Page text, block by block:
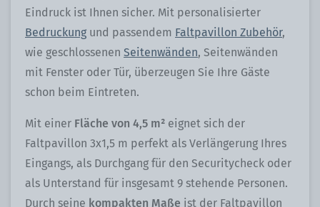
Eindruck ist Ihnen sicher. Mit personalisierter
Bedruckung und passendem Faltpavillon Zubehör,
wie geschlossenen Seitenwänden, Seitenwänden
mit Fenster oder Tür, überzeugen Sie Ihre Gäste
schon beim Eintreten.
Mit einer Fläche von 4,5 m² eignet sich der
Faltpavillon 3x1,5 m perfekt als Verlängerung Ihres
Eingangs, als Durchgang für den Securitycheck oder
als Unterstand für insgesamt 9 stehende Personen.
Durch seine kompakten Maße ist der Faltpavillon